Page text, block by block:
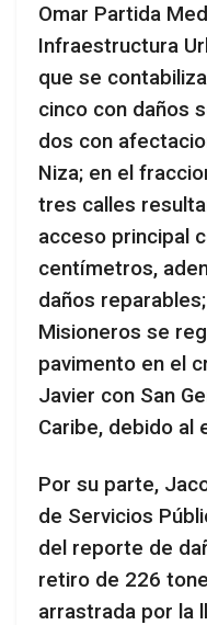
Omar Partida
Infraestructura
que se
cinco con daños
dos con
Niza; en el
tres calles
acceso principal
centímetros,
daños
Misioneros se
pavimento en el
Javier con San
Caribe, debido al
Por su parte,
de Servicios
del reporte de
retiro de 226
arrastrada por la